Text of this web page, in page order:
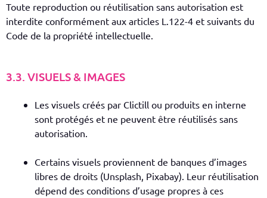
Toute reproduction ou réutilisation sans autorisation est
interdite conformément aux articles L.122-4 et suivants du
Code de la propriété intellectuelle.
3.3. VISUELS & IMAGES
Les visuels créés par Clictill ou produits en interne
sont protégés et ne peuvent être réutilisés sans
autorisation.
Certains visuels proviennent de banques d’images
libres de droits (Unsplash, Pixabay). Leur réutilisation
dépend des conditions d’usage propres à ces